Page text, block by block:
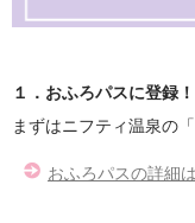
１．おふろパスに登録！
まずはニフティ温泉の
おふろパスの詳細